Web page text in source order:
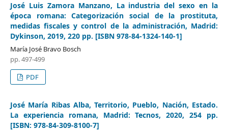
José Luis Zamora Manzano, La industria del sexo en la
época romana: Categorización social de la prostituta,
medidas fiscales y control de la administración, Madrid:
Dykinson, 2019, 220 pp. [ISBN 978-84-1324-140-1]
María José Bravo Bosch
pp. 497-499
PDF
José María Ribas Alba, Territorio, Pueblo, Nación, Estado.
La experiencia romana, Madrid: Tecnos, 2020, 254 pp.
[ISBN: 978-84-309-8100-7]